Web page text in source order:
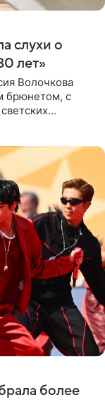
слухи о
лет»
Волочкова
брюнетом, с
более